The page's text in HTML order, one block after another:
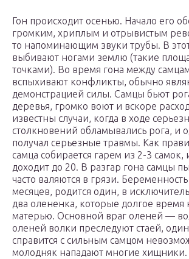
Гон происходит осенью. Начало его
громким, хриплым и отрывистым
то напоминающим звуки трубы. В
выбивают ногами землю (такие
точками). Во время гона между
вспыхивают конфликты, обычно
демонстрацией силы. Самцы бьют
деревья, громко воют и вскоре
известны случаи, когда в ходе
столкновений обламывались рога, и
получал серьезные травмы. Как
самца собирается гарем из 2-3 самок,
доходит до 20. В разгар гона самцы
часто валяются в грязи. Беременность
месяцев, родится один, в
два олененка, которые долгое время
матерью. Основной враг оленей —
оленей волки преследуют стаей,
справится с сильным самцом
молодняк нападают многие хищники.